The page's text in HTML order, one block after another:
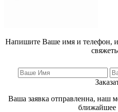
Напишите Ваше имя и телефон,
Ваша заявка отправленна, наш
ближайшее